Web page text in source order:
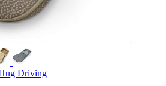
Driving